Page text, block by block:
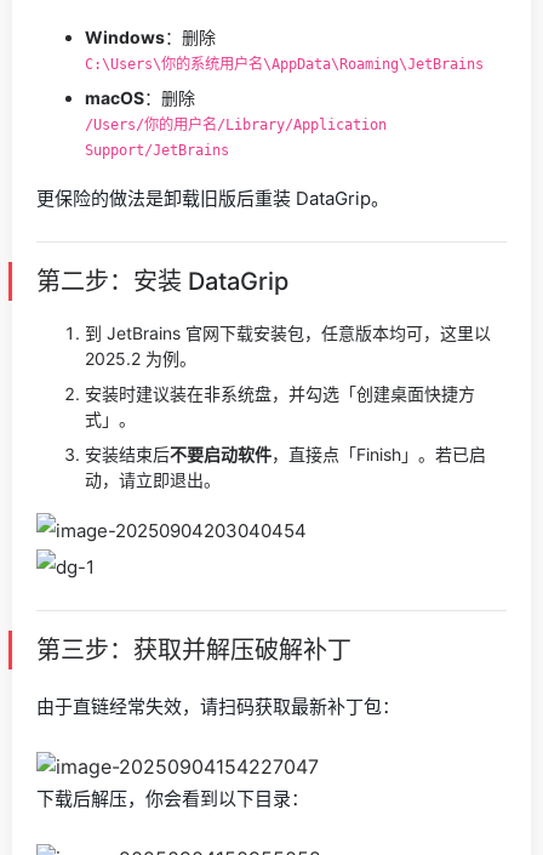
Windows：删除
C:\Users\你的系统用户名\AppData\Roaming\JetBrains
macOS：删除
/Users/你的用户名/Library/Application
Support/JetBrains
更保险的做法是卸载旧版后重装 DataGrip。
第二步：安装 DataGrip
到 JetBrains 官网下载安装包，任意版本均可，这里以
2025.2 为例。
安装时建议装在非系统盘，并勾选「创建桌面快捷方
式」。
安装结束后不要启动软件，直接点「Finish」。若已启
动，请立即退出。
第三步：获取并解压破解补丁
由于直链经常失效，请扫码获取最新补丁包：
下载后解压，你会看到以下目录：